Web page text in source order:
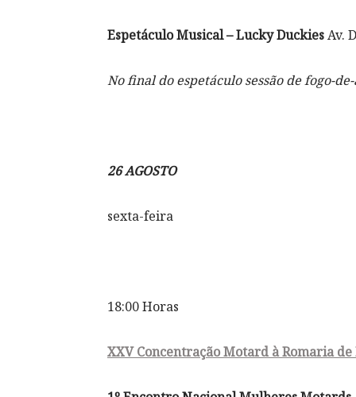
Espetáculo Musical – Lucky DuckiesAv.
No final do espetáculo sessão de fogo-
26 AGOSTO
sexta-feira
18:00 Horas
XXV Concentração Motard à Romaria de